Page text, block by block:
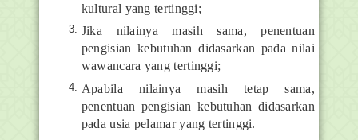
kultural yang tertinggi;
Jika nilainya masih sama, penentuan
pengisian kebutuhan didasarkan pada nilai
wawancara yang tertinggi;
Apabila nilainya masih tetap sama,
penentuan pengisian kebutuhan didasarkan
pada usia pelamar yang tertinggi.